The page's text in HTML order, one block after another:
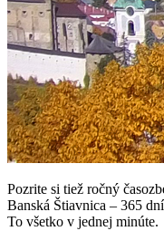
Pozrite si tiež ročný
Banská Štiavnica – 365
To všetko v jednej minúte.